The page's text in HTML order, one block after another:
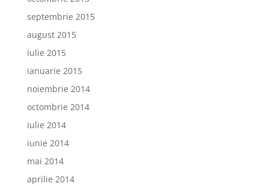
septembrie 2015
august 2015
iulie 2015
ianuarie 2015
noiembrie 2014
octombrie 2014
iulie 2014
iunie 2014
mai 2014
aprilie 2014